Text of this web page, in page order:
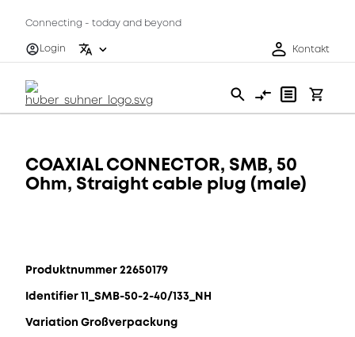
Connecting - today and beyond
Login
Kontakt
COAXIAL CONNECTOR, SMB, 50
Ohm, Straight cable plug (male)
Produktnummer 22650179
Identifier 11_SMB-50-2-40/133_NH
Variation Großverpackung